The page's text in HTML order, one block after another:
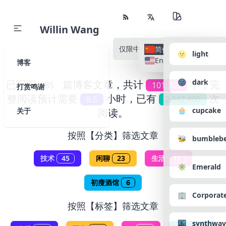
博客
打赏鸣谢
关于
Willin Wang
仅限中文所有语种
简体中文
English
🌝 light
🌚 dark
🧁 cupcake
🐝
✳️ Emerald
🏢
🌃
已写下 篇博客文章，共计 101,765
字，完
小时，已有 2,342,406 次
阅读。
按照【分类】筛选文章
技术 45 闲聊 23 生活 11
初瘦酒馆 6
按照【标签】筛选文章